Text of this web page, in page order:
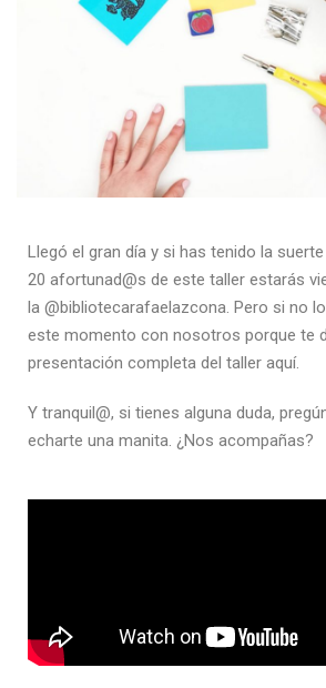
Llegó el gran día y si has tenido la
20 afortunad@s de este taller estarás
la @bibliotecarafaelazcona. Pero si no
este momento con nosotros porque te
presentación completa del taller aquí.
Y tranquil@, si tienes alguna duda,
echarte una manita. ¿Nos acompañas?